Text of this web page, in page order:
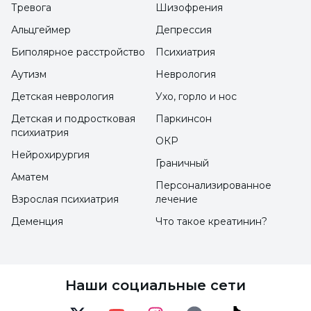
Калорийность мороженого гораздо ниже,
чем у других кондитерских десертов из
1 рожок мороженого 20 калорий
В 100 граммах молочного мороженого
содержится около 190 калорий. Обычный
рожок содержит около 20 калорий.
содержится 148 мг кальция, 115 мг фосфора,
63 мг натрия, 181 мг калия, 0,1 мг железа,
Тревога
Альцгеймер
Биполярное расстройство
Аутизм
Детская неврология
Шизофрения
Депрессия
Психиатрия
Неврология
Ухо, горло и нос
Детская и подростковая
психиатрия
Нейрохирургия
Аматем
Взрослая психиатрия
Деменция
Паркинсон
ОКР
Граничный
Персонализированное
лечение
Что такое креатинин?
Наши социальные сети